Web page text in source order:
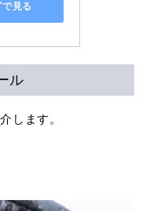
見る
ル
します。